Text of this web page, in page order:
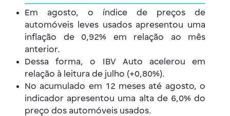
Em agosto, o índice de preços de
automóveis leves usados apresentou uma
inflação de 0,92% em relação ao mês
anterior.
Dessa forma, o IBV Auto acelerou em
relação à leitura de julho (+0,80%).
No acumulado em 12 meses até agosto, o
indicador apresentou uma alta de 6,0% do
preço dos automóveis usados.